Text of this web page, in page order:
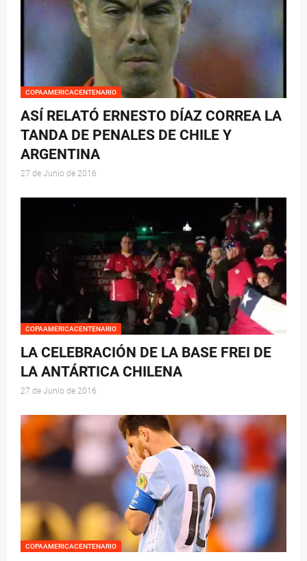
COPAAMERICACENTENARIO
ASÍ RELATÓ ERNESTO DÍAZ CORREA LA
TANDA DE PENALES DE CHILE Y
ARGENTINA
27 de Junio de 2016
COPAAMERICACENTENARIO
LA CELEBRACIÓN DE LA BASE FREI DE
LA ANTÁRTICA CHILENA
27 de Junio de 2016
COPAAMERICACENTENARIO